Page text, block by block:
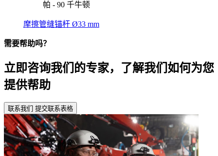
帕 - 90 千牛顿
摩擦管缝锚杆 Ø33 mm
需要帮助吗？
立即咨询我们的专家，了解我们如何为您
提供帮助
联系我们 提交联系表格